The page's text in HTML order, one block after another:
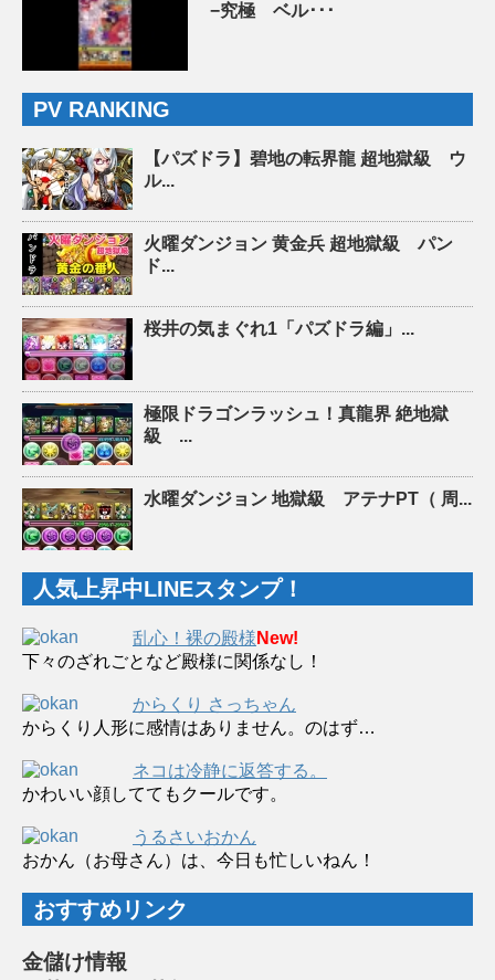
−究極 ベル･･･
PV RANKING
【パズドラ】碧地の転界龍 超地獄級 ウ
ル...
火曜ダンジョン 黄金兵 超地獄級 パン
ド...
桜井の気まぐれ1「パズドラ編」...
極限ドラゴンラッシュ！真龍界 絶地獄
級 ...
水曜ダンジョン 地獄級 アテナPT（ 周...
人気上昇中LINEスタンプ！
乱心！裸の殿様 New!
下々のざれごとなど殿様に関係なし！
からくり さっちゃん
からくり人形に感情はありません。のはず…
ネコは冷静に返答する。
かわいい顔しててもクールです。
うるさいおかん
おかん（お母さん）は、今日も忙しいねん！
おすすめリンク
金儲け情報